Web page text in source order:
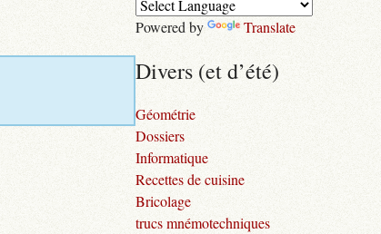
Powered by Translate
Divers (et d’été)
Géométrie
Dossiers
Informatique
Recettes de cuisine
Bricolage
trucs mnémotechniques